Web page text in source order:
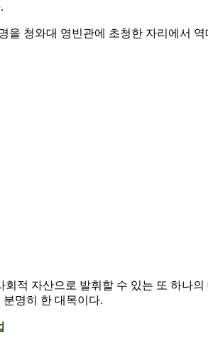
을 청와대 영빈관에 초청한 자리에서
적 자산으로 발휘할 수 있는 또 하나
명히 한 대목이다.